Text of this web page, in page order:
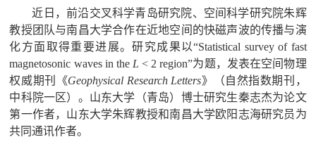
近日，前沿交叉科学青岛研究院、空间科学研究院朱辉
教授团队与南昌大学合作在近地空间的快磁声波的传播与演
化方面取得重要进展。研究成果以“Statistical survey of fast
magnetosonic waves in the L < 2 region”为题，发表在空间物理
权威期刊《Geophysical Research Letters》（自然指数期刊，
中科院一区）。山东大学（青岛）博士研究生秦志杰为论文
第一作者，山东大学朱辉教授和南昌大学欧阳志海研究员为
共同通讯作者。